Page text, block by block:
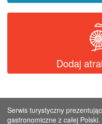
Dodaj
Serwis turystyczny
gastronomiczne z całej